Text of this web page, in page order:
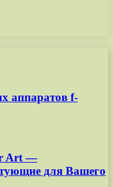
аппаратов f-
Art —
для Вашего